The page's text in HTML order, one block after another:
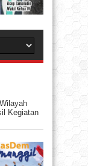
Kegiatan